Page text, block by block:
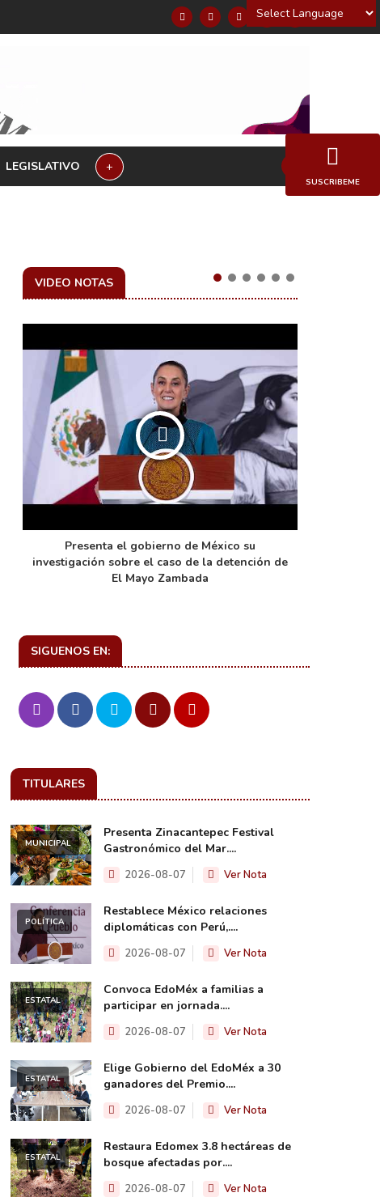
Powered by
LEGISLATIVO +
VIDEO NOTAS
Presenta el gobierno de México su
investigación sobre el caso de la detención de
El Mayo Zambada
SIGUENOS EN:
TITULARES
MUNICIPAL
Presenta Zinacantepec Festival
Gastronómico del Mar....
2026-08-07 Ver Nota
POLÍTICA
Restablece México relaciones
diplomáticas con Perú,....
2026-08-07 Ver Nota
ESTATAL
Convoca EdoMéx a familias a
participar en jornada....
2026-08-07 Ver Nota
ESTATAL
Elige Gobierno del EdoMéx a 30
ganadores del Premio....
2026-08-07 Ver Nota
ESTATAL
Restaura Edomex 3.8 hectáreas de
bosque afectadas por....
2026-08-07 Ver Nota
SUSCRIBEME